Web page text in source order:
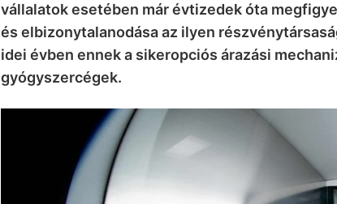
vállalatok esetében már évtizedek óta
és elbizonytalanodása az ilyen
idei évben ennek a sikeropciós árazási
gyógyszercégek.